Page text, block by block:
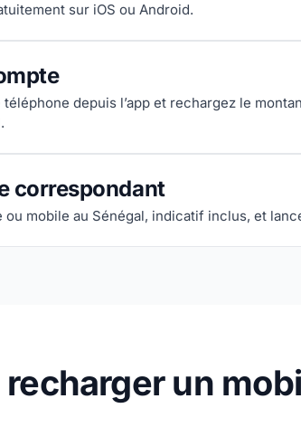
sur iOS ou Android.
depuis l’app et rechargez le
correspondant
mobile au Sénégal, indicatif inclus, et
un